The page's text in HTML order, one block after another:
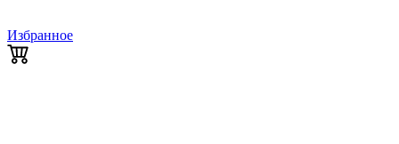
Избранное